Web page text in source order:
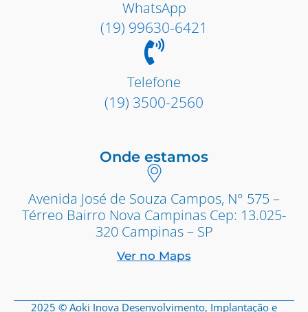
WhatsApp
(19) 99630-6421
Telefone
(19) 3500-2560
Onde estamos
Avenida José de Souza Campos, N° 575 –
Térreo Bairro Nova Campinas Cep: 13.025-
320 Campinas – SP
Ver no Maps
2025 © Aoki Inova Desenvolvimento, Implantação e